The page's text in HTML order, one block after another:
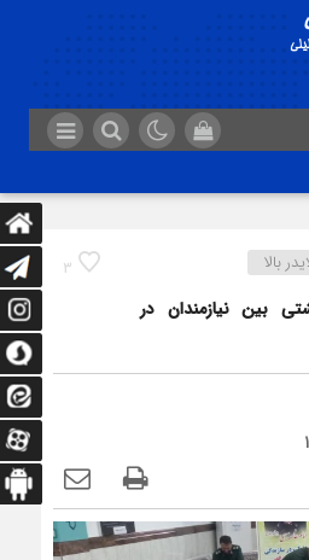
3 بالا
معیشتی بین نیازمندان در